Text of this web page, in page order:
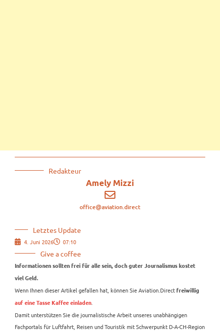
Redakteur
Amely Mizzi
office@aviation.direct
Letztes Update
4. Juni 2026 07:10
Give a coffee
Informationen sollten frei für alle sein, doch guter Journalismus kostet
viel Geld.
Wenn Ihnen dieser Artikel gefallen hat, können Sie Aviation.Direct freiwillig
auf eine Tasse Kaffee einladen
Damit unterstützen Sie die journalistische Arbeit unseres unabhängigen
Fachportals für Luftfahrt, Reisen und Touristik mit Schwerpunkt D-A-CH-Region